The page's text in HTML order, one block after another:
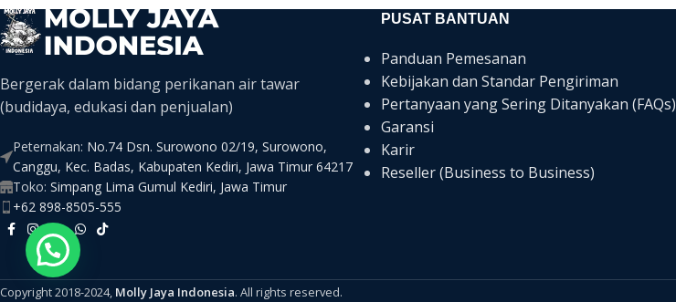
Bergerak dalam bidang perikanan air tawar
(budidaya, edukasi dan penjualan)
Peternakan: No.74 Dsn. Surowono 02/19, Surowono,
Canggu, Kec. Badas, Kabupaten Kediri, Jawa Timur 64217
Toko: Simpang Lima Gumul Kediri, Jawa Timur
+62 898-8505-555
PUSAT BANTUAN
Panduan Pemesanan
Kebijakan dan Standar Pengiriman
Pertanyaan yang Sering Ditanyakan (FAQs)
Garansi
Karir
Reseller (Business to Business)
Copyright 2018-2024, Molly Jaya Indonesia. All rights reserved.